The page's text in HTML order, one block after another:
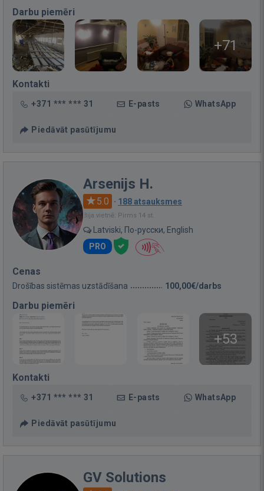
Darbu piemēri
+71
Kontakti
+371 *** *** 31 E-pasts WhatsApp
Piedāvāt pasūtījumu
Arsenijs H.
5.0 · 188 atsauksmes
Bija vietnē: Pirms 14 st.
Latviski, По-русски, English
PRO
Cenas
Drošības sistēmas uzstādīšana 100,00€/darbs
Darbu piemēri
+53
Kontakti
+371 *** *** 31 E-pasts WhatsApp
Piedāvāt pasūtījumu
GV Solutions